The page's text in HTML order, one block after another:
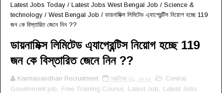
Latest Jobs Today / Latest Jobs West Bengal Job / Science &
technology / West Bengal Job / ডায়নামিক্স লিমিটেড এ্যাপ্রেন্টিস নিয়োগ হচ্ছে 119
জন কে বিস্তারিত জেনে নিন ??
ডায়নামিক্স লিমিটেড এ্যাপ্রেন্টিস নিয়োগ হচ্ছে 119
জন কে বিস্তারিত জেনে নিন ??
Karmasandhan Recruitment অক্টোবর ৩১, ২০২০
Central
Government job
Free Training Course Latest Job
Latest Jobs